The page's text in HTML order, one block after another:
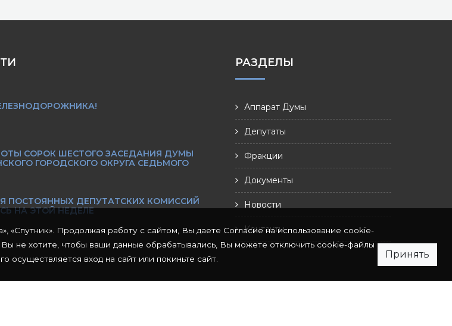
СОРОК ШЕСТОГО ЗАСЕДАНИЯ ДУМЫ
ГОРОДСКОГО ОКРУГА СЕДЬМОГО
ПОСТОЯННЫХ ДЕПУТАТСКИХ КОМИССИЙ
НА ЭТОЙ НЕДЕЛЕ
РАЗДЕЛЫ
Аппарат Думы
Депутаты
Фракции
Документы
Новости
Контакты
«Спутник». Продолжая работу с сайтом, Вы даете Согласие на использование cookie-
не хотите, чтобы ваши данные обрабатывались, Вы можете отключить cookie-файлы
осуществляется вход на сайт или покиньте сайт.
Принять